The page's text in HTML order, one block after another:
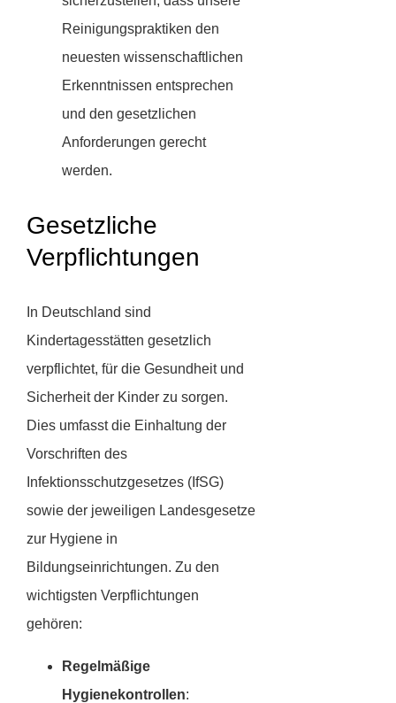
Reinigungspraktiken den
neuesten wissenschaftlichen
Erkenntnissen entsprechen
und den gesetzlichen
Anforderungen gerecht
werden.
Gesetzliche
Verpflichtungen
In Deutschland sind
Kindertagesstätten gesetzlich
verpflichtet, für die Gesundheit und
Sicherheit der Kinder zu sorgen.
Dies umfasst die Einhaltung der
Vorschriften des
Infektionsschutzgesetzes (IfSG)
sowie der jeweiligen Landesgesetze
zur Hygiene in
Bildungseinrichtungen. Zu den
wichtigsten Verpflichtungen
gehören:
Regelmäßige
Hygienekontrollen: